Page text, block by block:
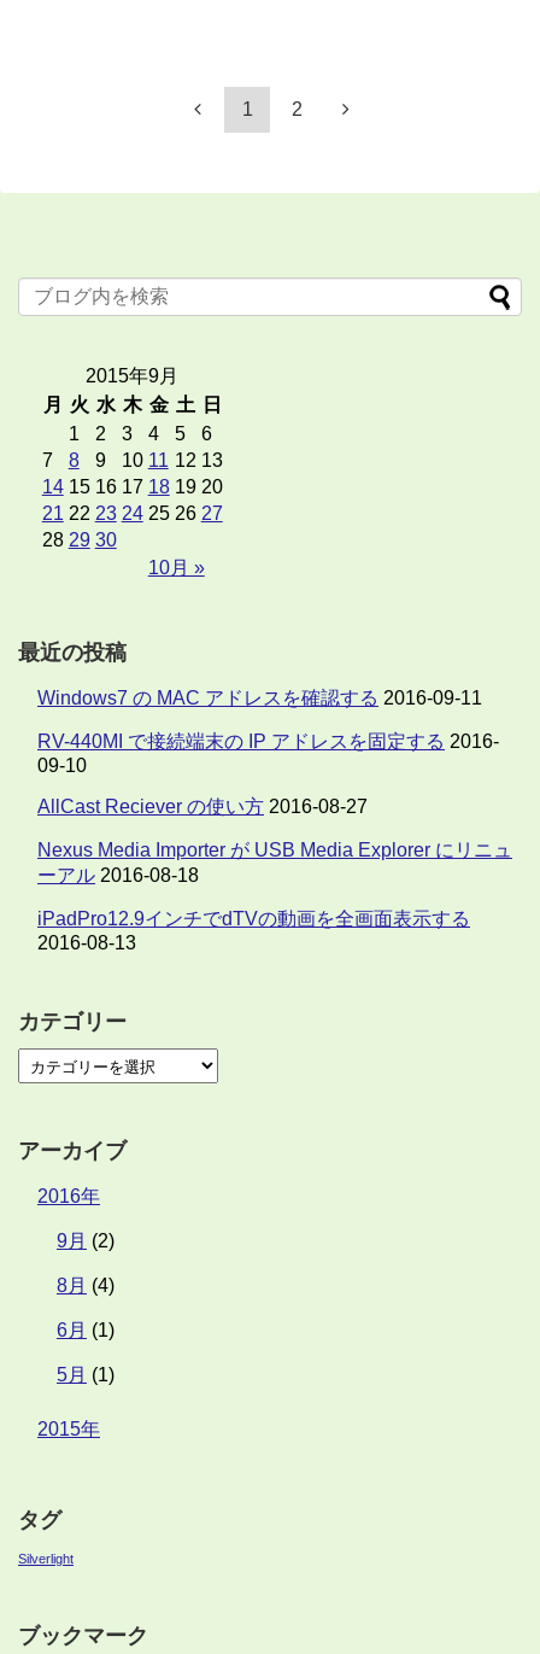
1 2
2015年9月
月
火 水 木 金 土 日
10月 »
1 2 3 4 5
6
7
8 9 10 11 12 13
14 15 16 17 18 19 20
21 22 23 24 25 26 27
28 29 30
最近の投稿
Windows7 の MAC アドレスを確認する 2016-09-11
RV-440MI で接続端末の IP アドレスを固定する 2016-
09-10
AllCast Reciever の使い方 2016-08-27
Nexus Media Importer が USB Media Explorer にリニュ
ーアル 2016-08-18
iPadPro12.9インチでdTVの動画を全画面表示する
2016-08-13
カテゴリー
アーカイブ
2016年
9月 (2)
8月 (4)
6月 (1)
5月 (1)
2015年
タグ
Silverlight
ブックマーク